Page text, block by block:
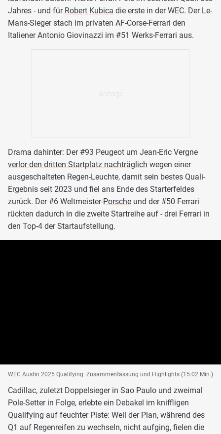
Jahres - und für Robert Kubica die erste in der WEC. Der Le-
Mans-Sieger stach im privaten AF-Corse-Ferrari den
Italiener Antonio Giovinazzi im #51 Werks-Ferrari aus.
Drama dahinter: Der #93 Peugeot um Jean-Eric Vergne
verlor den dritten Startplatz nachträglich wegen einer
ausgeschalteten Regen-Leuchte, damit sein bestes Quali-
Ergebnis seit 2023 und fiel ans Ende des Starterfeldes
zurück. Der #6 Weltmeister-Porsche und der #50 Ferrari
rückten dadurch in die zweite Startreihe auf - drei Ferrari in
den Top-4 der Startaufstellung.
WEC Austin 2025 Qualifying: Zusammenfassung und Highlights (15:02 Min.)
Cadillac, zuletzt Doppelsieger in Sao Paulo und zweimal
Pole-Setter in Folge, erlebte ein Debakel im kniffligen
Qualifying auf feuchter Piste: Weil der Plan, während des
Q1 auf Regenreifen zu wechseln, nicht aufging, fielen die